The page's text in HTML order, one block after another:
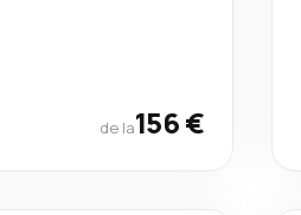
de la156 €